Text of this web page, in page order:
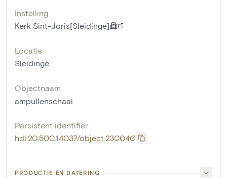
Instelling
Kerk Sint-Joris[Sleidinge]
Locatie
Sleidinge
Objectnaam
ampullenschaal
Persistent identifier
hdl:20.500.14037/object.23004
PRODUCTIE EN DATERING